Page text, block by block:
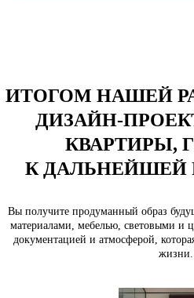
ИТОГОМ НАШЕЙ
ДИЗАЙН-
КВАРТИРЫ,
К ДАЛЬНЕЙШЕЙ
Вы получите продуманный образ
материалами, мебелью, световыми и
документацией и атмосферой,
жизни.